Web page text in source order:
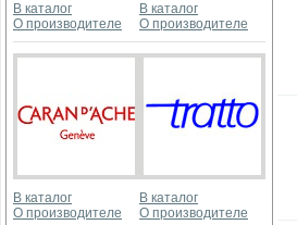
В каталог
О производителе
В каталог
О производителе
В каталог
О производителе
В каталог
О производителе